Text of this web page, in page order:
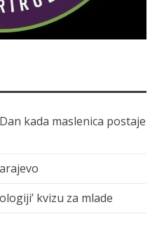
kada maslenica postaje
kvizu za mlade